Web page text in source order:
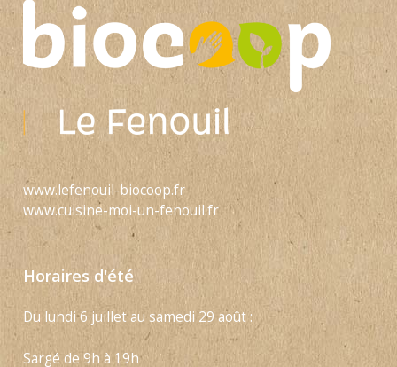
www.lefenouil-biocoop.fr
www.cuisine-moi-un-fenouil.fr
Horaires d'été
Du lundi 6 juillet au samedi 29 août :
Sargé de 9h à 19h